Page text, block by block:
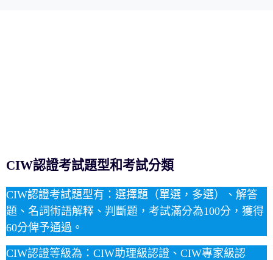
CIW認證考試題型和考試分類
CIW認證考試題型有：選擇題（單選，多選）、解答
題、名詞術語解釋、判斷題，考試滿分為100分，獲得
60分俾予通過。
CIW認證等級為：CIW助理級認證、CIW專家級認